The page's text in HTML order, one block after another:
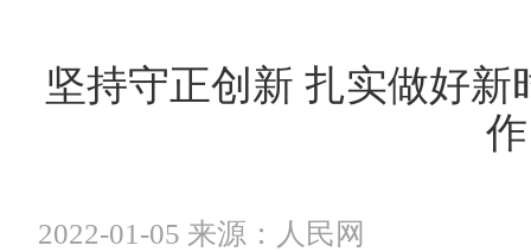
坚持守正创新 扎实做好
作
2022-01-05 来源：人民网